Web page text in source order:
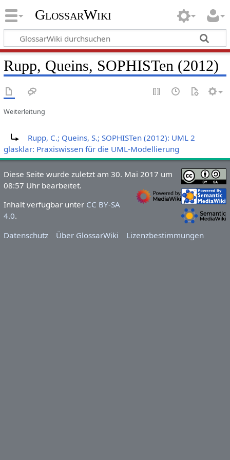
GlossarWiki
Rupp, Queins, SOPHISTen (2012)
Weiterleitung
Rupp, C.; Queins, S.; SOPHISTen (2012): UML 2
glasklar: Praxiswissen für die UML-Modellierung
Diese Seite wurde zuletzt am 30. Mai 2017 um
08:57 Uhr bearbeitet.
Inhalt verfügbar unter CC BY-SA
4.0.
Datenschutz
Über GlossarWiki Lizenzbestimmungen